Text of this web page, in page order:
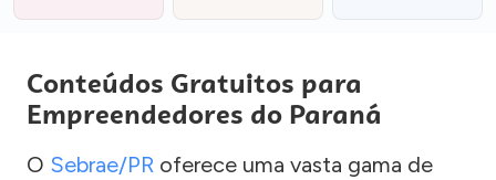
Conteúdos Gratuitos para
Empreendedores do Paraná
O Sebrae/PR oferece uma vasta gama de